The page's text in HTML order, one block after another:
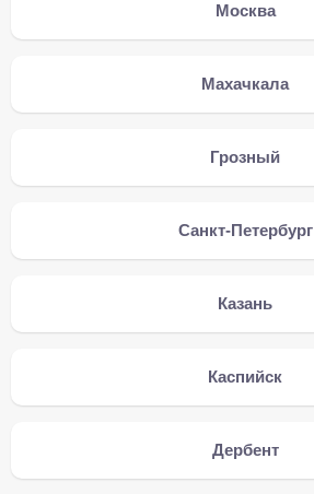
Москва
Махачкала
Грозный
Санкт-Петербург
Казань
Каспийск
Дербент